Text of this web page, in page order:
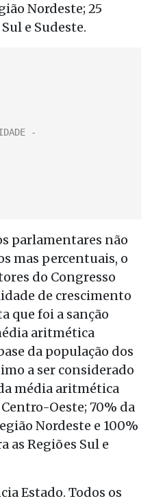
Nordeste; 25
e Sudeste.
parlamentares não
mas percentuais, o
do Congresso
de crescimento
que foi a sanção
aritmética
da população dos
a ser considerado
média aritmética
Oeste; 70% da
Nordeste e 100%
as Regiões Sul e
Estado. Todos os